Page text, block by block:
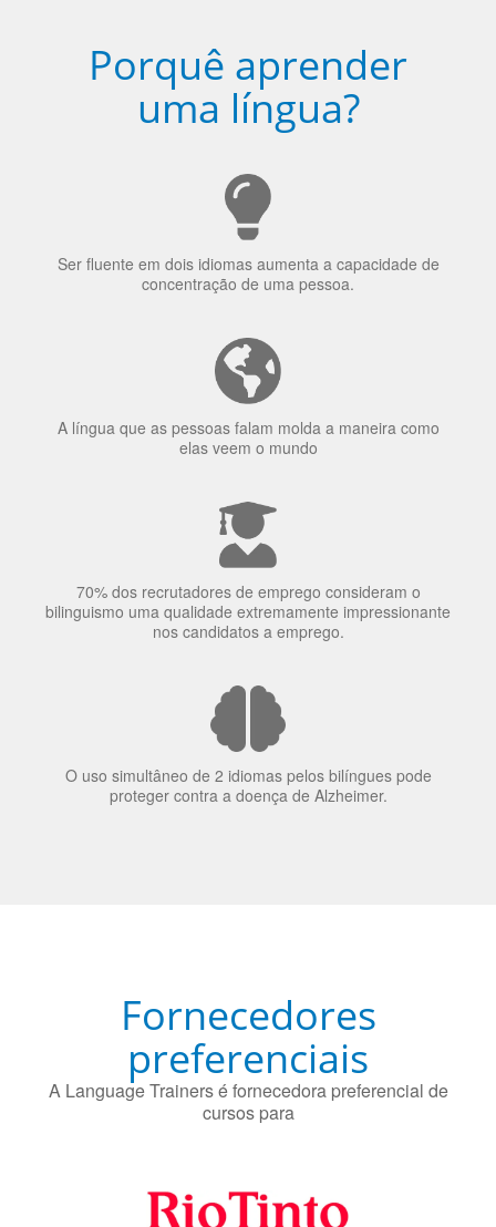
Porquê aprender
uma língua?
Ser fluente em dois idiomas aumenta a capacidade de
A língua que as pessoas falam molda a maneira como
70% dos recrutadores de emprego consideram o
bilinguismo uma qualidade extremamente impressionante
O uso simultâneo de 2 idiomas pelos bilíngues pode
Fornecedores
preferenciais
A Language Trainers é fornecedora preferencial de